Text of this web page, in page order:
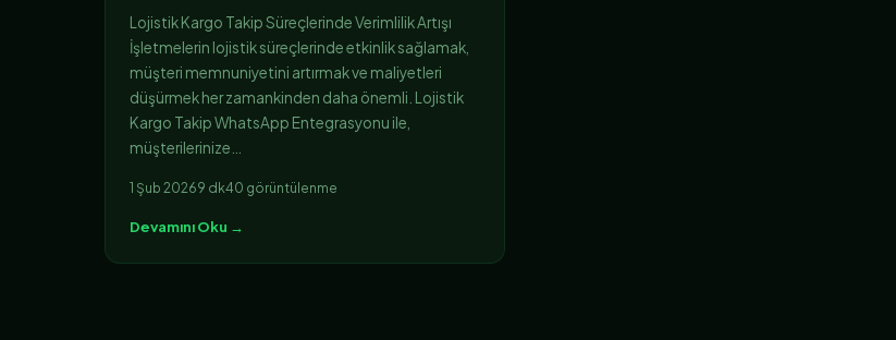
Lojistik Kargo Takip Süreçlerinde Verimlilik Artışı
İşletmelerin lojistik süreçlerinde etkinlik sağlamak,
müşteri memnuniyetini artırmak ve maliyetleri
düşürmek her zamankinden daha önemli. Lojistik
Kargo Takip WhatsApp Entegrasyonu ile,
müşterilerinize…
1 Şub 20269 dk40 görüntülenme
Devamını Oku →